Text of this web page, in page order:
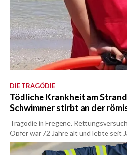
DIE TRAGÖDIE
Tödliche Krankheit am
Schwimmer stirbt an der
Tragödie in Fregene.
Opfer war 72 Jahre alt und lebte seit